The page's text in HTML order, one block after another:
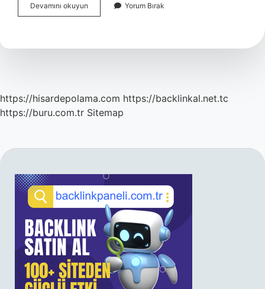
Devamını okuyun
Hangi
Yorum Bırak
https://hisardepolama.com https://backlinkal.net.tc
https://buru.com.tr Sitemap
SIDEBAR